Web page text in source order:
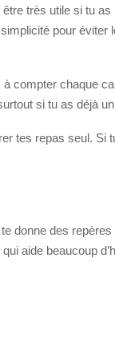
très utile si tu
pour
chaque
si tu as déjà
tes repas seul.
donne des
aide beaucoup